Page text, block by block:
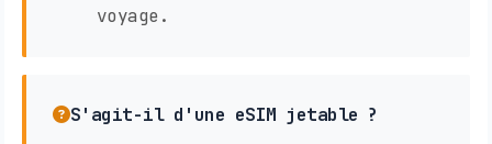
voyage.
S'agit-il d'une eSIM jetable ?